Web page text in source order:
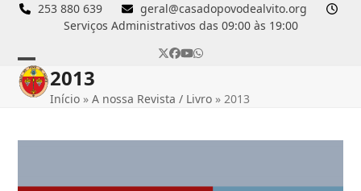
Skip
253 880 639
geral@casadopovodealvito.org
Serviços Administrativos das 09:00 às 19:00
Twitter
Facebook
YouTube
Whatsapp
Open
mobile
Close
mobile
2013
Início »A nossa Revista / Livro »2013